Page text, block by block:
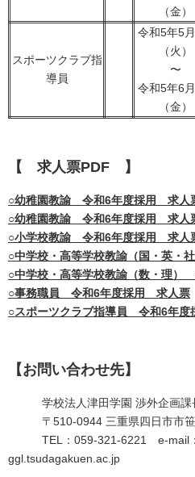
（金）
スポーツクラブ指
導員
令和5年5
（火）
〜
令和5年6
（金）
【 求人票PDF 】
○幼稚園教諭 令和6年度採用 求人
○幼稚園教諭 令和6年度採用 求人
○小学校教諭 令和6年度採用 求人
○中学校・高等学校教諭（国・英
○中学校・高等学校教諭（数・理
○事務職員 令和6年度採用 求人票
○スポーツクラブ指導員 令和6年
【お問い合わせ先】
学校法人津田学園 渉外企画課
〒510-0944 三重県四日市市笹
TEL：059-321-6221 e-mail：
ggl.tsudagakuen.ac.jp